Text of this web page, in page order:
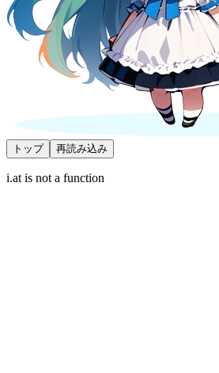
トップ 再読み込み
i.at is not a function